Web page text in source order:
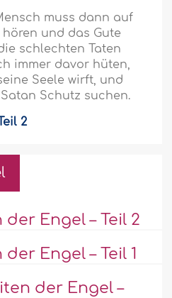
muss dann auf
und das Gute
schlechten Taten
immer davor hüten,
Seele wirft, und
Schutz suchen.
2
Engel – Teil 2
Engel – Teil 1
der Engel –